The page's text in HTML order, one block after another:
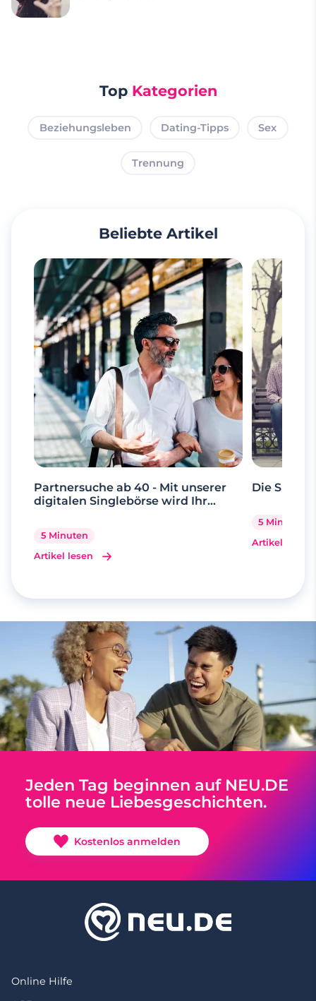
Top Kategorien
Beziehungsleben Dating-Tipps Sex
Trennung
Beliebte Artikel
Partnersuche ab 40 - Mit unserer
digitalen Singlebörse wird Ihr
5 Minuten
Artikel lesen
Die Suche
5 Minuten
Artikel lesen
Jeden Tag beginnen auf NEU.DE
tolle neue Liebesgeschichten.
Kostenlos anmelden
Online Hilfe